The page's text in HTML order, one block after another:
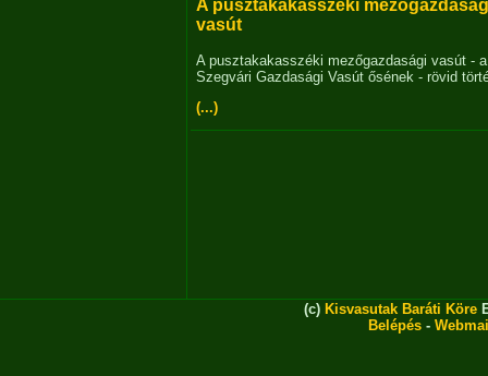
A pusztakakasszéki
vasút
A pusztakakasszéki mezőgazdasági vasút - a
Szegvári Gazdasági Vasút ősének - rövid
(...)
(c) Kisvasutak Baráti Köre
Belépés -